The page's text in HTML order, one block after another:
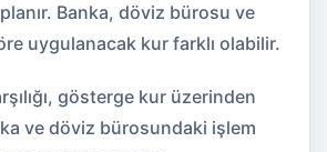
Banka, döviz bürosu ve
uygulanacak kur farklı olabilir.
gösterge kur üzerinden
ve döviz bürosundaki işlem